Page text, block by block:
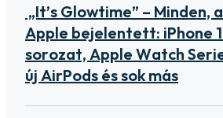
„It’s Glowtime” – Minden,
Apple bejelentett: iPhone
sorozat, Apple Watch
új AirPods és sok más